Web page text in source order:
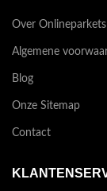
Over
Algemene
Blog
Onze Sitemap
Contact